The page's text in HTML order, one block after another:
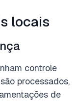
locais
controle
processados,
de